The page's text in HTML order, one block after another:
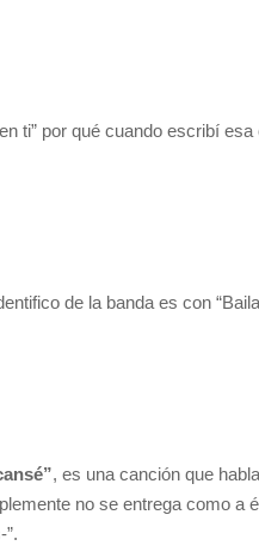
ti” por qué cuando escribí
de la banda es con
, es una canción que
no se entrega como a